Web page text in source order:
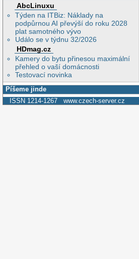
AbcLinuxu
Týden na ITBiz: Náklady na
podpůrnou AI převýší do roku 2028
plat samotného vývo
Událo se v týdnu 32/2026
HDmag.cz
Kamery do bytu přinesou maximální
přehled o vaší domácnosti
Testovací novinka
Píšeme jinde
ISSN 1214-1267 www.czech-server.cz